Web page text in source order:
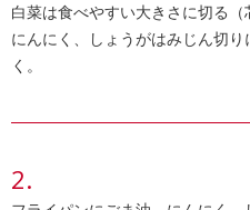
白菜は食べやすい大きさに切る（
にんにく、しょうがはみじん切
く。